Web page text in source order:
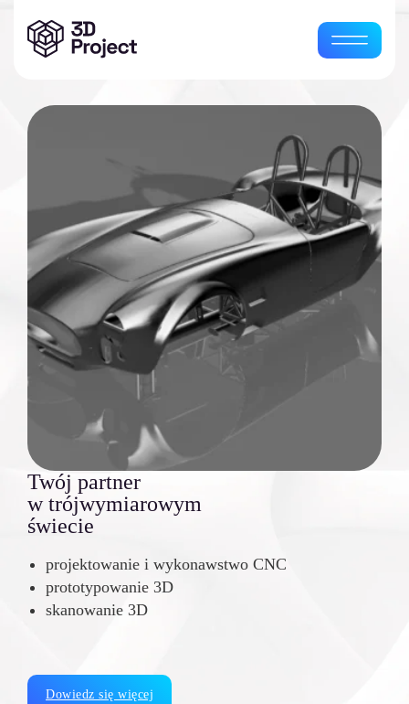
Twój partner
w trójwymiarowym
świecie
projektowanie i wykonawstwo CNC
prototypowanie 3D
skanowanie 3D
Dowiedz się więcej